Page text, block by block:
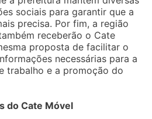
sociais para garantir que a
precisa. Por fim, a região
receberão o Cate
proposta de facilitar o
necessárias para a
trabalho e a promoção do
do Cate Móvel